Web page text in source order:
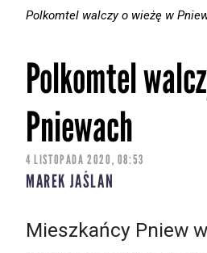
Polkomtel walczy o wieżę w
Polkomtel
Pniewach
4 LISTOPADA 2020, 08:53
MAREK JAŚLAN
Mieszkańcy Pniew